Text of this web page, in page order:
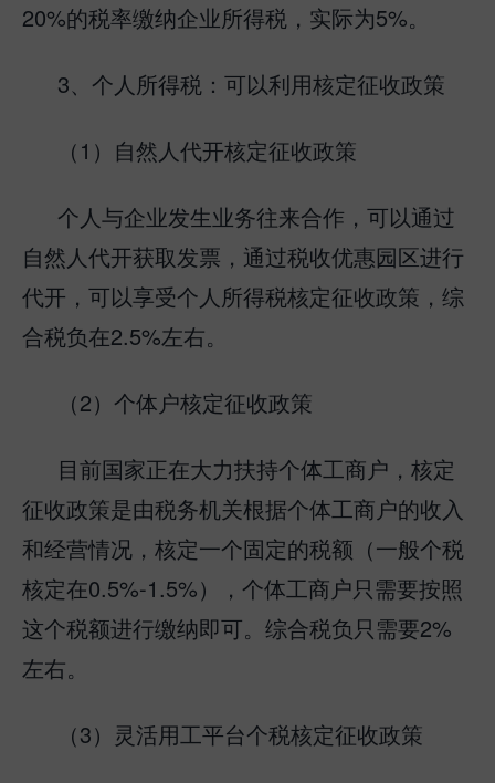
20%的税率缴纳企业所得税，实际为5%。
3、个人所得税：可以利用核定征收政策
（1）自然人代开核定征收政策
个人与企业发生业务往来合作，可以通过
自然人代开获取发票，通过税收优惠园区进行
代开，可以享受个人所得税核定征收政策，综
合税负在2.5%左右。
（2）个体户核定征收政策
目前国家正在大力扶持个体工商户，核定
征收政策是由税务机关根据个体工商户的收入
和经营情况，核定一个固定的税额（一般个税
核定在0.5%-1.5%），个体工商户只需要按照
这个税额进行缴纳即可。综合税负只需要2%
左右。
（3）灵活用工平台个税核定征收政策